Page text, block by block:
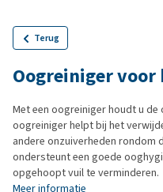
Terug
Oogreiniger voor
Met een oogreiniger houdt u de
oogreiniger helpt bij het
andere onzuiverheden rondom
ondersteunt een goede
opgehoopt vuil te verminderen.
Meer informatie